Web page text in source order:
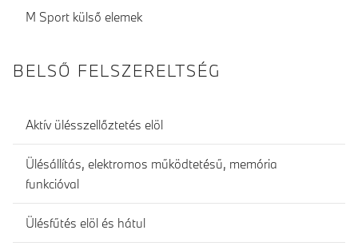
M Sport külső elemek
BELSŐ FELSZERELTSÉG
Aktív ülésszellőztetés elöl
Ülésállítás, elektromos működtetésű, memória
funkcióval
Ülésfűtés elöl és hátul